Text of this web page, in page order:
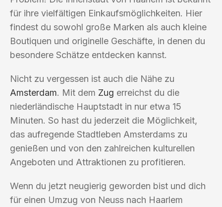
für ihre vielfältigen Einkaufsmöglichkeiten. Hier
findest du sowohl große Marken als auch kleine
Boutiquen und originelle Geschäfte, in denen du
besondere Schätze entdecken kannst.
Nicht zu vergessen ist auch die Nähe zu
Amsterdam. Mit dem Zug erreichst du die
niederländische Hauptstadt in nur etwa 15
Minuten. So hast du jederzeit die Möglichkeit,
das aufregende Stadtleben Amsterdams zu
genießen und von den zahlreichen kulturellen
Angeboten und Attraktionen zu profitieren.
Wenn du jetzt neugierig geworden bist und dich
für einen Umzug von Neuss nach Haarlem